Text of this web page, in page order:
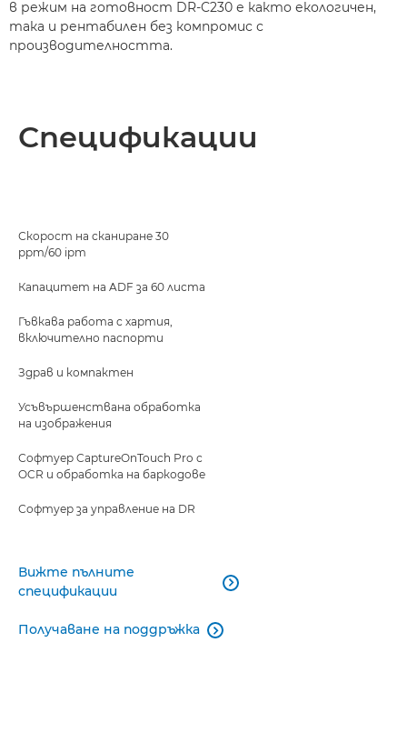
в режим на готовност DR-C230 е както екологичен,
така и рентабилен без компромис с
производителността.
Спецификации
Скорост на сканиране 30
ppm/60 ipm
Капацитет на ADF за 60 листа
Гъвкава работа с хартия,
включително паспорти
Здрав и компактен
Усъвършенствана обработка
на изображения
Софтуер CaptureOnTouch Pro с
OCR и обработка на баркодове
Софтуер за управление на DR
Вижте пълните
спецификации

Получаване на поддръжка 